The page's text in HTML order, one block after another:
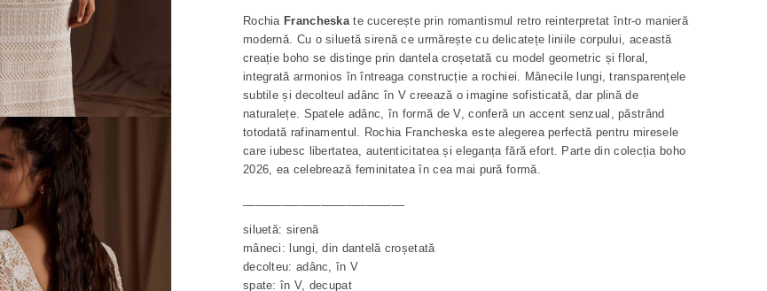
RochiaFrancheska te cucerește prin romantismul retro reinterpretat într-o manieră
modernă. Cu o siluetă sirenă ce urmărește cu delicatețe liniile corpului, această
creație boho se distinge prin dantela croșetată cu model geometric și floral,
integrată armonios în întreaga construcție a rochiei. Mânecile lungi, transparențele
subtile și decolteul adânc în V creează o imagine sofisticată, dar plină de
naturalețe. Spatele adânc, în formă de V, conferă un accent senzual, păstrând
totodată rafinamentul. Rochia Francheska este alegerea perfectă pentru miresele
care iubesc libertatea, autenticitatea și eleganța fără efort. Parte din colecția boho
2026, ea celebrează feminitatea în cea mai pură formă.
siluetă: sirenă
mâneci: lungi, din dantelă croșetată
decolteu: adânc, în V
spate: în V, decupat